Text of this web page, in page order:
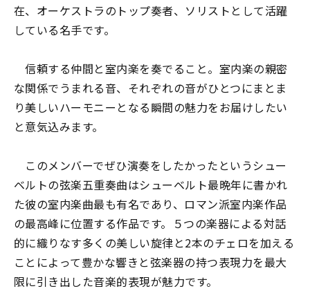
在、オーケストラのトップ奏者、ソリストとして活躍
している名手です。
信頼する仲間と室内楽を奏でること。室内楽の親密
な関係でうまれる音、それぞれの音がひとつにまとま
り美しいハーモニーとなる瞬間の魅力をお届けしたい
と意気込みます。
このメンバーでぜひ演奏をしたかったというシュー
ベルトの弦楽五重奏曲はシューベルト最晩年に書かれ
た彼の室内楽曲最も有名であり、ロマン派室内楽作品
の最高峰に位置する作品です。５つの楽器による対話
的に織りなす多くの美しい旋律と2本のチェロを加える
ことによって豊かな響きと弦楽器の持つ表現力を最大
限に引き出した音楽的表現が魅力です。